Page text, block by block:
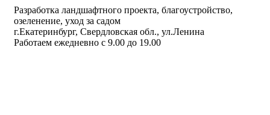
Разработка ландшафтного проекта, благоустройство,
озеленение, уход за садом
г.Екатеринбург, Свердловская обл., ул.Ленина
Работаем ежедневно с 9.00 до 19.00